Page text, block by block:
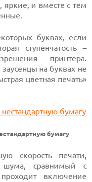
яркие, и вместе с тем
буквах, если
ступенчатость –
принтера.
на буквах не
цветная печать»
бумагу
скорость печати,
шума, сравнимый с
включение